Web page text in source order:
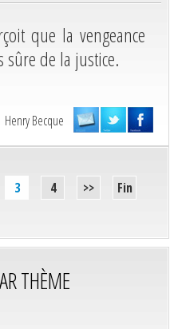
que la vengeance
sûre de la justice.
Henry Becque
3 4 >> Fin
THÈME